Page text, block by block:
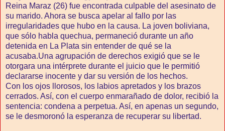
Reina Maraz (26) fue encontrada culpable del asesinato de
su marido. Ahora se busca apelar al fallo por las
irregularidades que hubo en la causa. La joven boliviana,
que sólo habla quechua, permaneció durante un año
detenida en La Plata sin entender de qué se la
acusaba.Una agrupación de derechos exigió que se le
otorgara una intérprete durante el juicio que le permitió
declararse inocente y dar su versión de los hechos.
Con los ojos llorosos, los labios apretados y los brazos
cerrados. Así, con el cuerpo enmarañado de dolor, recibió la
sentencia: condena a perpetua. Así, en apenas un segundo,
se le desmoronó la esperanza de recuperar su libertad.